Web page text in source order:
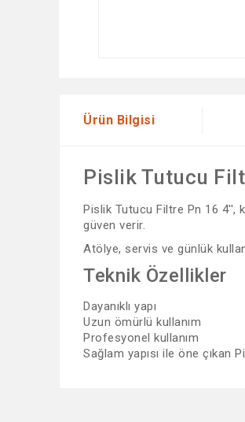
Ürün Bilgisi
Pislik Tutucu
Pislik Tutucu Filtre Pn 16 4'',
güven verir.
Atölye, servis ve günlük
Teknik Özellikler
Dayanıklı yapı
Uzun ömürlü kullanım
Profesyonel kullanım
Sağlam yapısı ile öne çıkan